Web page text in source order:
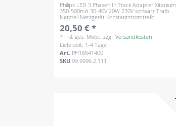
Philips LED 3 Phasen In Track Adapter Xitanium
350-500mA 30-40V 20W 230V schwarz Trafo
Netzteil Netzgerät Konstantstromtrafo
20,50 € *
* inkl. ges. MwSt. zzgl.Versandkosten
Lieferzeit: 1-4 Tage
Art. PH16541400
SKU99.9996.2.111